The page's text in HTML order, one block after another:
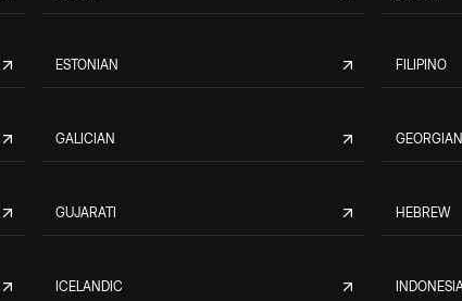
ESTONIAN FILIPINO
GALICIAN GEORGIAN
GUJARATI HEBREW
ICELANDIC